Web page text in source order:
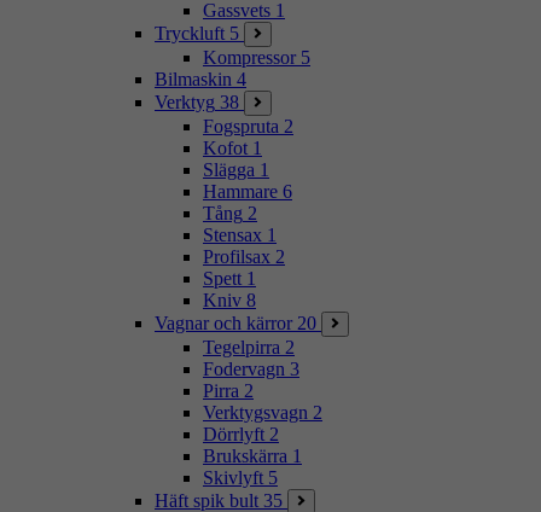
Gassvets 1
Tryckluft 5
Kompressor 5
Bilmaskin 4
Verktyg 38
Fogspruta 2
Kofot 1
Slägga 1
Hammare 6
Tång 2
Stensax 1
Profilsax 2
Spett 1
Kniv 8
Vagnar och kärror 20
Tegelpirra 2
Fodervagn 3
Pirra 2
Verktygsvagn 2
Dörrlyft 2
Brukskärra 1
Skivlyft 5
Häft spik bult 35